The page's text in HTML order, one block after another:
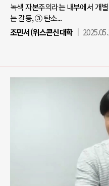
녹색 자본주의라는 내부에서 개
는 갈등, ③ 탄소...
조민서(위스콘신대학